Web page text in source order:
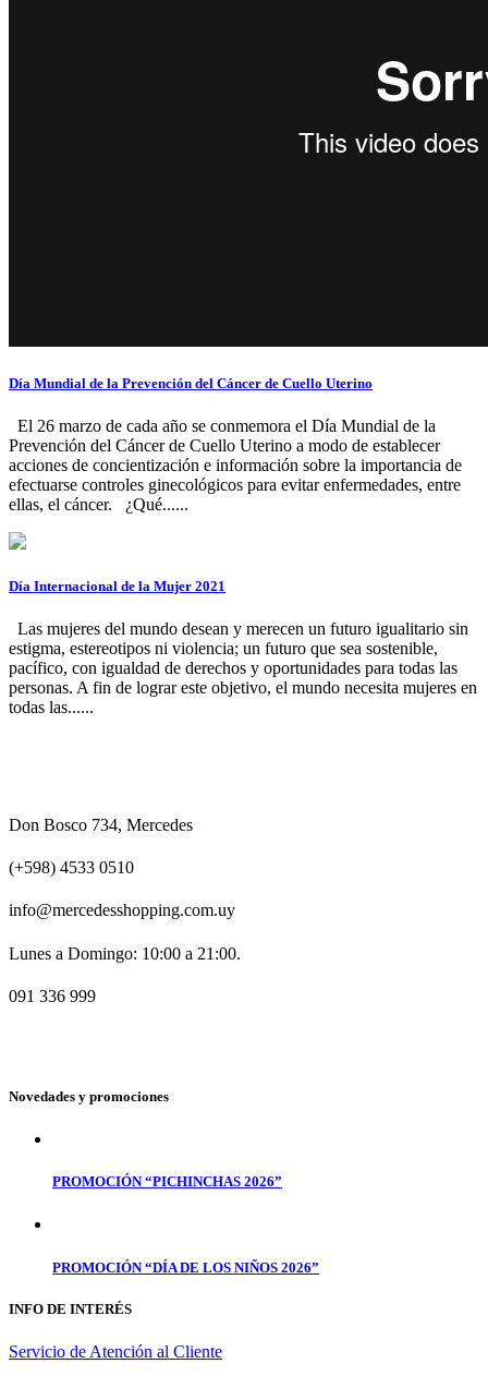
Día Mundial de la Prevención del Cáncer de Cuello Uterino
El 26 marzo de cada año se conmemora el Día Mundial de la
Prevención del Cáncer de Cuello Uterino a modo de establecer
acciones de concientización e información sobre la importancia de
efectuarse controles ginecológicos para evitar enfermedades, entre
ellas, el cáncer. ¿Qué......
Día Internacional de la Mujer 2021
Las mujeres del mundo desean y merecen un futuro igualitario sin
estigma, estereotipos ni violencia; un futuro que sea sostenible,
pacífico, con igualdad de derechos y oportunidades para todas las
personas. A fin de lograr este objetivo, el mundo necesita mujeres en
todas las......
Don Bosco 734, Mercedes
(+598) 4533 0510
info@mercedesshopping.com.uy
Lunes a Domingo: 10:00 a 21:00.
091 336 999
Novedades y promociones
PROMOCIÓN “PICHINCHAS 2026”
PROMOCIÓN “DÍA DE LOS NIÑOS 2026”
INFO DE INTERÉS
Servicio de Atención al Cliente